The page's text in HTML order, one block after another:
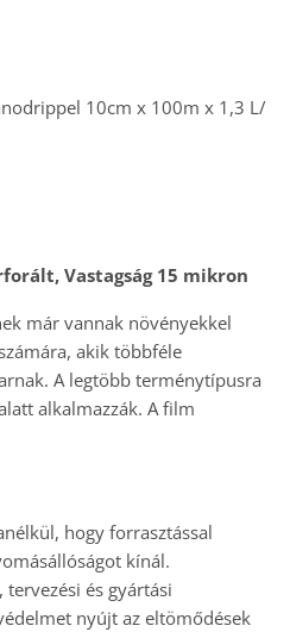
10cm x 100m x 1,3 L/
Vastagság 15 mikron
már vannak növényekkel
akik többféle
A legtöbb terménytípusra
alkalmazzák. A film
hogy forrasztással
kínál.
és gyártási
nyújt az eltömődések